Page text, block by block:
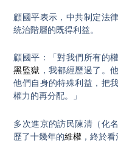
顧國平表示，中共制定法
統治階層的既得利益。
顧國平：「對我們所有的
黑監獄 ，我都經歷過了。
他們自身的特殊利益，把
權力的再分配。」
多次進京的訪民陳清（化
歷了十幾年的維權 ，終於